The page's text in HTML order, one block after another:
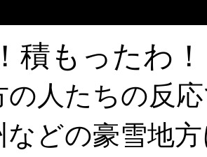
積もったわ
の人たちの反
などの豪雪地